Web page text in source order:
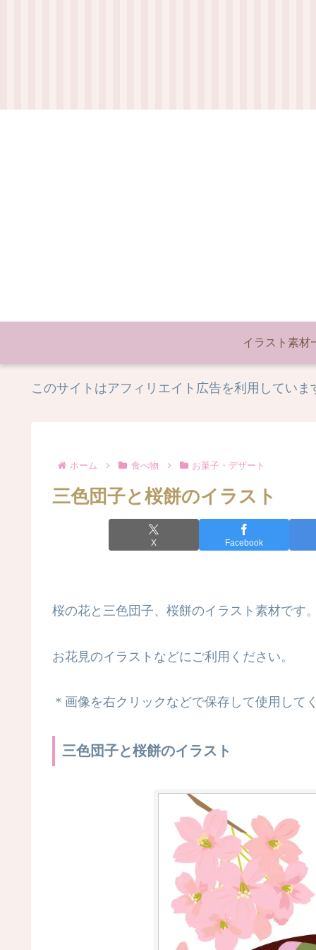
イラスト素材
このサイトはアフィリエイト広告を利用していま
ホーム 食べ物 お菓子・デザート
三色団子と桜餅のイラスト
X Facebook
桜の花と三色団子、桜餅のイラスト素材です
お花見のイラストなどにご利用ください。
＊画像を右クリックなどで保存して使用して
三色団子と桜餅のイラスト